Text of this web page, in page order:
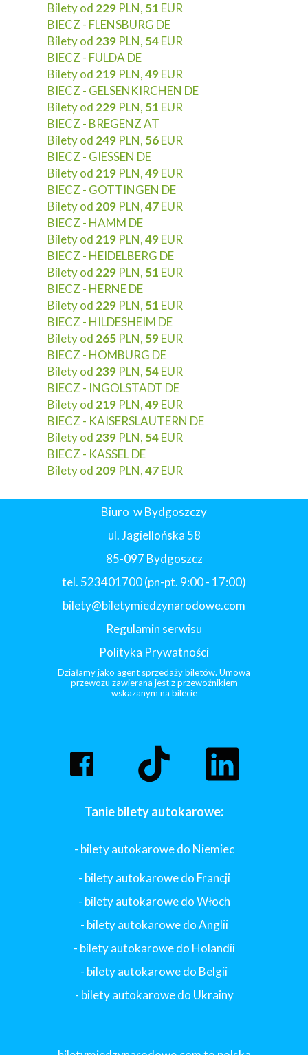
Bilety od 229 PLN, 51 EUR
BIECZ - FLENSBURG DE
Bilety od 239 PLN, 54EUR
BIECZ - FULDA DE
Bilety od 219 PLN,49EUR
BIECZ - GELSENKIRCHEN DE
Bilety od 229 PLN, 51 EUR
BIECZ - BREGENZ AT
Bilety od 249 PLN, 56EUR
BIECZ - GIESSEN DE
Bilety od 219 PLN,49EUR
BIECZ - GOTTINGEN DE
Bilety od 209 PLN,47EUR
BIECZ - HAMM DE
Bilety od 219 PLN,49EUR
BIECZ - HEIDELBERG DE
Bilety od 229 PLN, 51 EUR
BIECZ - HERNE DE
Bilety od 229 PLN, 51 EUR
BIECZ - HILDESHEIM DE
Bilety od 265 PLN, 59EUR
BIECZ - HOMBURG DE
Bilety od 239 PLN, 54EUR
BIECZ - INGOLSTADT DE
Bilety od 219 PLN,49EUR
BIECZ - KAISERSLAUTERN DE
Bilety od 239 PLN, 54EUR
BIECZ - KASSEL DE
Bilety od 209 PLN,47EUR
Tanie bilety autokarowe:
- bilety autokarowe do Niemiec
- bilety autokarowe do Francji
- bilety autokarowe do Włoch
- bilety autokarowe do Anglii
- bilety autokarowe do Holandii
- bilety autokarowe do Belgii
- bilety autokarowe do Ukrainy
Biuro w Bydgoszczy
ul. Jagiellońska 58
85-097 Bydgoszcz
tel. 523401700 (pn-pt. 9:00 - 17:00)
bilety@biletymiedzynarodowe.com
Regulamin serwisu
Polityka Prywatności
Działamy jako agent sprzedaży biletów. Umowa
przewozu zawierana jest z przewoźnikiem
wskazanym na bilecie